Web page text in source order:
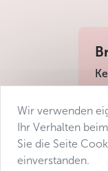
Wir verwenden
Ihr Verhalten
Sie die Seite
einverstanden.